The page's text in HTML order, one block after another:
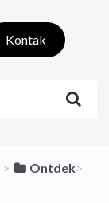
Kontak
​ > ​ ​Ontdek​>​